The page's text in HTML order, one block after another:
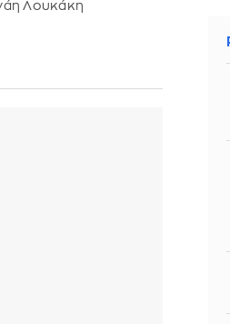
Λουκάκη